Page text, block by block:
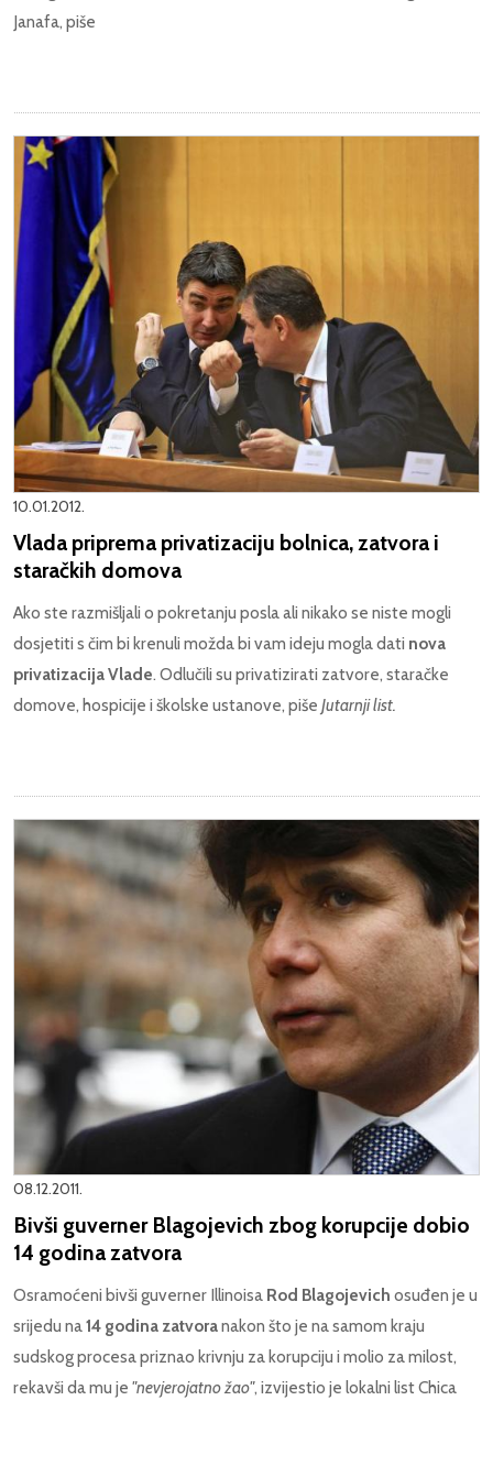
Janafa, piše
10.01.2012.
Vlada priprema privatizaciju bolnica, zatvora i
staračkih domova
Ako ste razmišljali o pokretanju posla ali nikako se niste mogli
dosjetiti s čim bi krenuli možda bi vam ideju mogla dati nova
privatizacija Vlade. Odlučili su privatizirati zatvore, staračke
domove, hospicije i školske ustanove, piše Jutarnji list.
08.12.2011.
Bivši guverner Blagojevich zbog korupcije dobio
14 godina zatvora
Osramoćeni bivši guverner Illinoisa Rod Blagojevich osuđen je u
srijedu na14 godina zatvoranakon što je na samom kraju
sudskog procesa priznao krivnju za korupciju i molio za milost,
rekavši da mu je "nevjerojatno žao", izvijestio je lokalni list Chica